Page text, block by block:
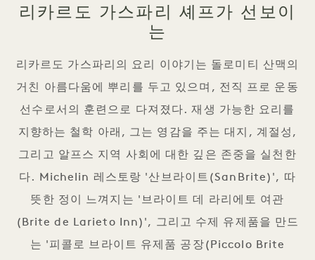
리카르도 가스파리 셰프가 선보이
는
리카르도 가스파리의 요리 이야기는 돌로미티 산맥의
거친 아름다움에 뿌리를 두고 있으며, 전직 프로 운동
선수로서의 훈련으로 다져졌다. 재생 가능한 요리를
지향하는 철학 아래, 그는 영감을 주는 대지, 계절성,
그리고 알프스 지역 사회에 대한 깊은 존중을 실천한
다. Michelin 레스토랑 '산브라이트(SanBrite)', 따
뜻한 정이 느껴지는 '브라이트 데 라리에토 여관
(Brite de Larieto Inn)', 그리고 수제 유제품을 만드
는 '피콜로 브라이트 유제품 공장(Piccolo Brite